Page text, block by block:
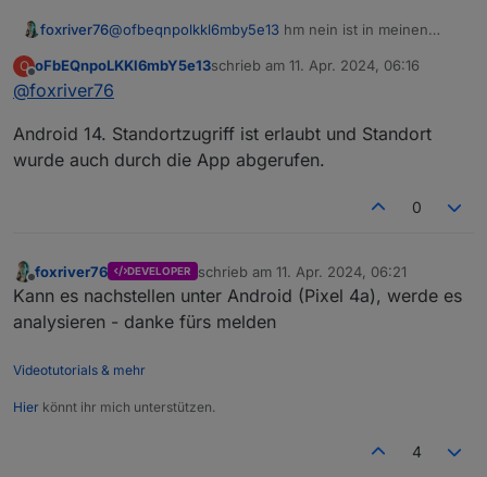
foxriver76@ofbeqnpolkkl6mby5e13 hm nein ist in meinen
ist Standort Zugriff erlaubt?
O
Offline
oFbEQnpoLKKl6mbY5e13schrieb am 11. Apr. 2024, 06:16
zuletzt editiert von
@foxriver76
Android 14. Standortzugriff ist erlaubt und Standort
wurde auch durch die App abgerufen.
0
foxriver76 DEVELOPER schrieb am 11. Apr. 2024, 06:21
zuletzt editiert von
Kann es nachstellen unter Android (Pixel 4a), werde es
analysieren - danke fürs melden
Videotutorials & mehr
Hier könnt ihr mich unterstützen.
4